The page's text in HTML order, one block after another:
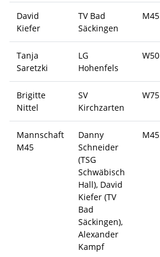
David
Kiefer
TV Bad
Säckingen
M45
Tanja
Saretzki
LG
Hohenfels
W50
Brigitte
Nittel
SV
Kirchzarten
W75
Mannschaft
M45
Danny
Schneider
(TSG
Schwäbisch
Hall), David
Kiefer (TV
Bad
Säckingen),
Alexander
Kampf
M45